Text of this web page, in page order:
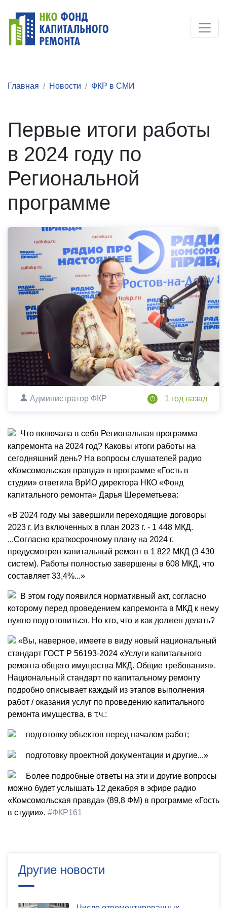
Главная Новости ФКР в СМИ
Первые итоги работы
в 2024 году по
Региональной
программе
Администратор ФКР 1 год назад
Что включала в себя Региональная программа
капремонта на 2024 год? Каковы итоги работы на
сегодняшний день? На вопросы слушателей радио
«Комсомольская правда» в программе «Гость в
студии» ответила ВрИО директора НКО «Фонд
капитального ремонта» Дарья Шереметьева:
«В 2024 году мы завершили переходящие договоры
2023 г. Из включенных в план 2023 г. - 1 448 МКД.
...Согласно краткосрочному плану на 2024 г.
предусмотрен капитальный ремонт в 1 822 МКД (3 430
систем). Работы полностью завершены в 608 МКД, что
составляет 33,4%...»
В этом году появился нормативный акт, согласно
которому перед проведением капремонта в МКД к нему
нужно подготовиться. Но кто, что и как должен делать?
«Вы, наверное, имеете в виду новый национальный
стандарт ГОСТ Р 56193-2024 «Услуги капитального
ремонта общего имущества МКД. Общие требования».
Национальный стандарт по капитальному ремонту
подробно описывает каждый из этапов выполнения
работ / оказания услуг по проведению капитального
ремонта имущества, в т.ч.:
подготовку объектов перед началом работ;
подготовку проектной документации и другие...»
Более подробные ответы на эти и другие вопросы
можно будет услышать 12 декабря в эфире радио
«Комсомольская правда» (89,8 ФМ) в программе «Гость
в студии». #ФКР161
Другие новости